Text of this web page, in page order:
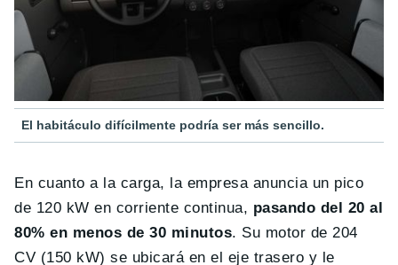
El habitáculo difícilmente podría ser más sencillo.
En cuanto a la carga, la empresa anuncia un pico
de 120 kW en corriente continua, pasando del 20 al
80% en menos de 30 minutos. Su motor de 204
CV (150 kW) se ubicará en el eje trasero y le